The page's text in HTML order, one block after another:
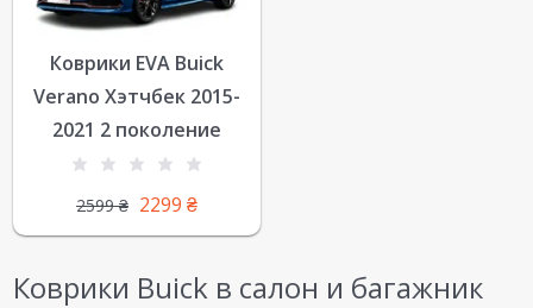
Коврики EVA Buick
Verano Хэтчбек 2015-
2021 2 поколение
2599₴ 2299 ₴
Коврики Buick в салон и багажник